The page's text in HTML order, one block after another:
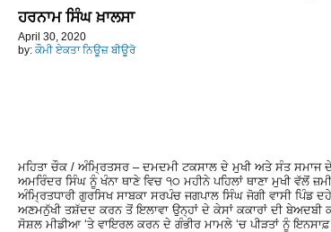
ਹਰਨਾਮ ਸਿੰਘ ਖ਼ਾਲਸਾ
April 30, 2020
by: ਕੌਮੀ ਏਕਤਾ ਨਿਊਜ਼ ਬੀਊਰੋ
ਮਹਿਤਾ ਚੌਕ / ਅੰਮ੍ਰਿਤਸਰ – ਦਮਦਮੀ ਟਕਸਾਲ ਦੇ ਮੁਖੀ ਅਤੇ ਸੰਤ ਸਮਾਜ
ਅਮਰਿੰਦਰ ਸਿੰਘ ਨੂੰ ਖੰਨਾ ਥਾਣੇ ਵਿਚ ੧੦ ਮਹੀਨੇ ਪਹਿਲਾਂ ਥਾਣਾ ਮੁਖੀ ਵੱਲੋਂ
ਅੰਮ੍ਰਿਤਧਾਰੀ ਗੁਰਸਿਖ ਸਾਬਕਾ ਸਰਪੰਚ ਜਗਪਾਲ ਸਿੰਘ ਜੋਗੀ ਵਾਸੀ
ਅਣਮਨੁੱਖੀ ਤਸ਼ੱਦਦ ਕਰਨ ਤੋਂ ਇਲਾਵਾ ਉਨ੍ਹਾਂ ਦੇ ਕੇਸਾਂ ਕਕਾਰਾਂ ਦੀ ਬੇਅਦਬੀ
ਸੋਸ਼ਲ ਮੀਡੀਆ ‘ਤੇ ਵਾਇਰਲ ਕਰਨ ਦੇ ਗੰਭੀਰ ਮਾਮਲੇ ‘ਚ ਪੀੜਤਾਂ ਨੂੰ